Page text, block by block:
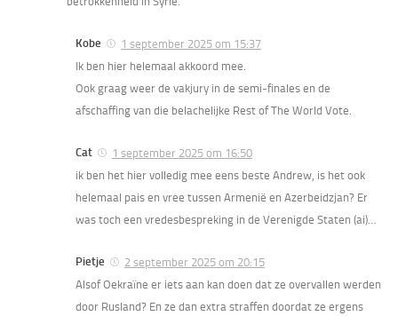
Kobe
1 september 2025 om 15:37
Ik ben hier helemaal akkoord mee.
Ook graag weer de vakjury in de semi-finales en de
afschaffing van die belachelijke Rest of The World Vote.
Cat
1 september 2025 om 16:50
ik ben het hier volledig mee eens beste Andrew, is het ook
helemaal pais en vree tussen Armenië en Azerbeidzjan? Er
was toch een vredesbespreking in de Verenigde Staten (ai)…
Pietje
2 september 2025 om 20:15
Alsof Oekraïne er iets aan kan doen dat ze overvallen werden
door Rusland? En ze dan extra straffen doordat ze ergens